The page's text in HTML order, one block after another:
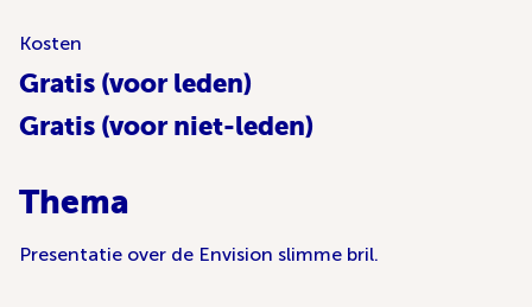
Kosten
Gratis (voor leden)
Gratis (voor niet-leden)
Thema
Presentatie over de Envision slimme bril.